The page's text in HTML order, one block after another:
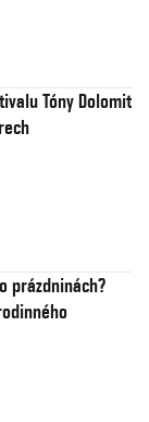
Tóny Dolomit
prázdninách?